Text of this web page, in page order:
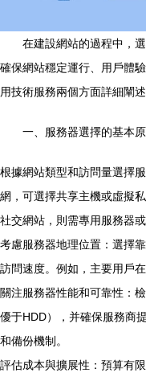
在建設網站的過程中，
確保網站穩定運行、用戶體
用技術服務兩個方面詳細闡述
一、服務器選擇的基本原
根據網站類型和訪問量選擇
網，可選擇共享主機或虛擬
社交網站，則需專用服務器或
考慮服務器地理位置：選擇
訪問速度。例如，主要用戶
關注服務器性能和可靠性：
優于HDD），并確保服務商
和備份機制。
評估成本與擴展性：預算有